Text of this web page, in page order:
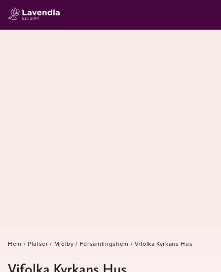
Hem / Platser / Mjölby / Församlingshem / Vifolka Kyrkans Hus